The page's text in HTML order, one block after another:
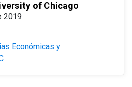
of Chicago
2019
Económicas y